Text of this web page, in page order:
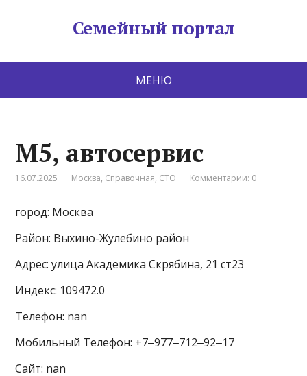
Семейный портал
МЕНЮ
М5, автосервис
16.07.2025 Москва, Справочная, СТО Комментарии: 0
город: Москва
Район: Выхино-Жулебино район
Адрес: улица Академика Скрябина, 21 ст23
Индекс: 109472.0
Телефон: nan
Мобильный Телефон: +7‒977‒712‒92‒17
Сайт: nan